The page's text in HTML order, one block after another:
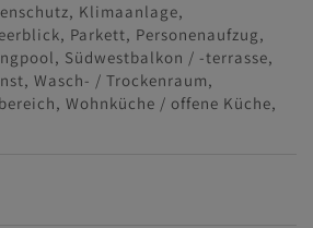
Klimaanlage
Parkett Personenaufzug
Südwestbalkon / -terrasse
Wasch- / Trockenraum
Wohnküche / offene Küche